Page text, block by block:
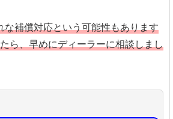
な補償対応という可能性もあります
ら、早めにディーラーに相談しまし